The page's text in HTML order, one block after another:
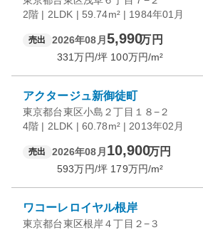
2階 | 2LDK | 59.74m² | 1984年01月
売出 2026年08月 5,990万円
331万円/坪 100万円/m²
アクタージュ新御徒町
東京都台東区小島２丁目１８−２
4階 | 2LDK | 60.78m² | 2013年02月
売出 2026年08月 10,900万円
593万円/坪 179万円/m²
ワコーレロイヤル根岸
東京都台東区根岸４丁目２−３